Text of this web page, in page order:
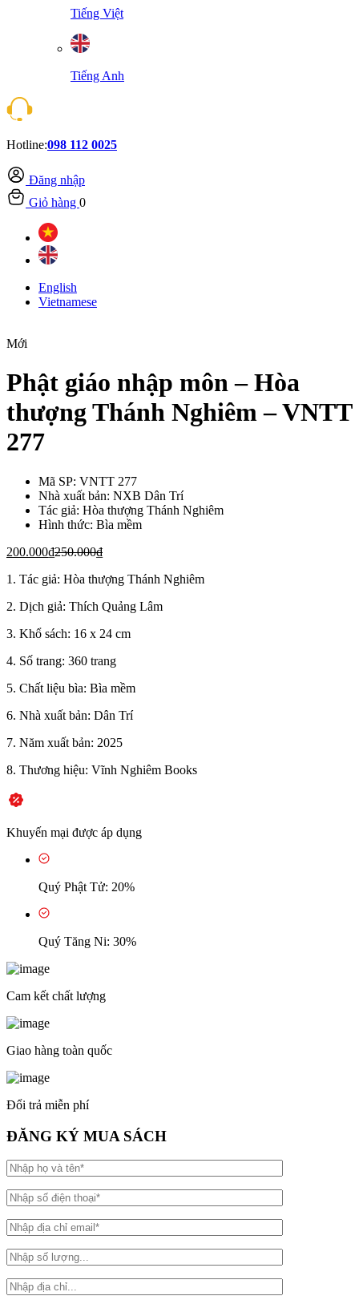
Tiếng Việt
Tiếng Anh
Hotline:098 112 0025
Đăng nhập
Giỏ hàng 0
English
Vietnamese
Mới
Phật giáo nhập môn – Hòa
thượng Thánh Nghiêm – VNTT
277
Mã SP: VNTT 277
Nhà xuất bản: NXB Dân Trí
Tác giả: Hòa thượng Thánh Nghiêm
Hình thức: Bìa mềm
200.000₫250.000₫
1. Tác giả: Hòa thượng Thánh Nghiêm
2. Dịch giả: Thích Quảng Lâm
3. Khổ sách: 16 x 24 cm
4. Số trang: 360 trang
5. Chất liệu bìa: Bìa mềm
6. Nhà xuất bản: Dân Trí
7. Năm xuất bản: 2025
8. Thương hiệu: Vĩnh Nghiêm Books
Khuyến mại được áp dụng
Quý Phật Tử: 20%
Quý Tăng Ni: 30%
Cam kết chất lượng
Giao hàng toàn quốc
Đổi trả miễn phí
ĐĂNG KÝ MUA SÁCH